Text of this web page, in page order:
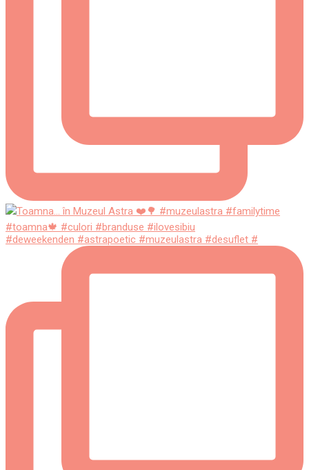
#deweekenden #astrapoetic #muzeulastra #desuflet #